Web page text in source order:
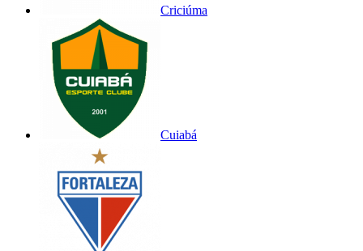
Criciúma
Cuiabá